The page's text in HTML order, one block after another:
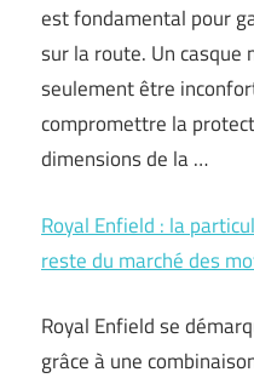
est fondamental pour
sur la route. Un casque
seulement être
compromettre la
dimensions de la …
Royal Enfield : la
reste du marché des
Royal Enfield se
grâce à une